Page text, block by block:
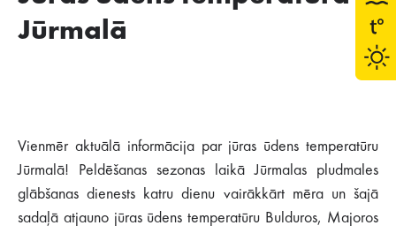
Jūrmalā
Vienmēr aktuālā informācija par jūras ūdens temperatūru
Jūrmalā! Peldēšanas sezonas laikā Jūrmalas pludmales
glābšanas dienests katru dienu vairākkārt mēra un šajā
sadaļā atjauno jūras ūdens temperatūru Bulduros, Majoros